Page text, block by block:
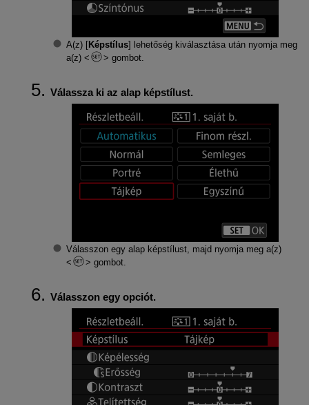
A(z) [Képstílus] lehetőség kiválasztása után nyomja meg
a(z)
gombot.
Válassza ki az alap képstílust.
Válasszon egy alap képstílust, majd nyomja meg a(z)
gombot.
Válasszon egy opciót.